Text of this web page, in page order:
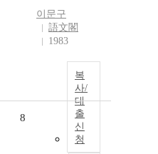
이문구
語文閣
1983
복
사/
대
출
신
청
8